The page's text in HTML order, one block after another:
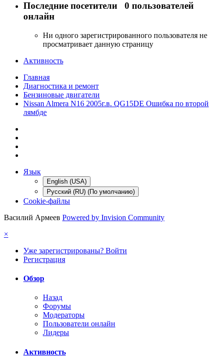
Последние посетители 0 пользователей
онлайн
Ни одного зарегистрированного пользователя не
просматривает данную страницу
Активность
Главная
Диагностика и ремонт
Бензиновые двигатели
Nissan Almera N16 2005г.в. QG15DE Ошибка по второй
лямбде
Язык
English (USA)
Русский (RU) (По умолчанию)
Cookie-файлы
Василий Армеев Powered by Invision Community
×
Уже зарегистрированы? Войти
Регистрация
Обзор
Назад
Форумы
Модераторы
Пользователи онлайн
Лидеры
Активность